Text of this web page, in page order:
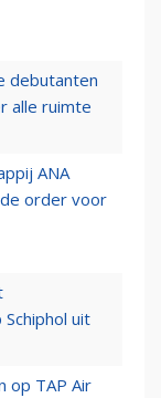
debutanten
alle ruimte
ANA
order voor
uit
op TAP Air